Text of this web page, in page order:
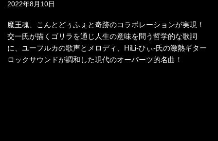
2022年8月10日
魔王魂、こんとどぅふぇと奇跡のコラボレーションが実現！
交一氏が描くゴリラを通じ人生の意味を問う哲学的な歌詞
に、ユーフルカの歌声とメロディ、HiLi-ひぃ-氏の激熱ギター
ロックサウンドが調和した現代のオーパーツ的名曲！